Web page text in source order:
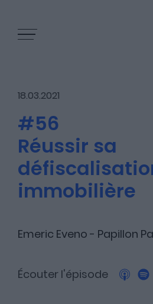
Les épisodes
Les articles
18.03.2021
#56
Réussir sa
immobilière
Emeric Eveno - Papillon
Écouter l'épisode